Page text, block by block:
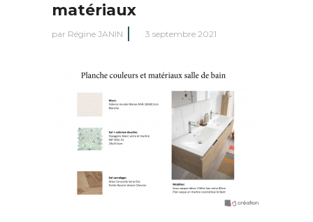
matériaux
par Régine JANIN 3 septembre 2021